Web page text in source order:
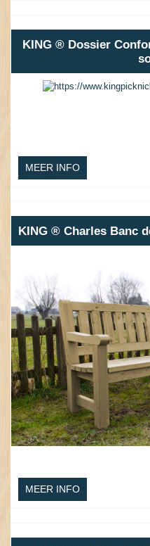
KING ® Dossier
MEER INFO
KING ® Charles Banc
MEER INFO